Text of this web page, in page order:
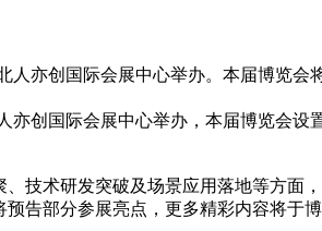
人亦创国际会展中心举办。本届博览
创国际会展中心举办，本届博览会设
术研发突破及场景应用落地等方面
告部分参展亮点，更多精彩内容将于博